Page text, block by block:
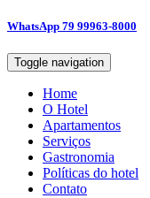
WhatsApp 79 99963-8000
Toggle navigation
Home
O Hotel
Apartamentos
Serviços
Gastronomia
Políticas do hotel
Contato